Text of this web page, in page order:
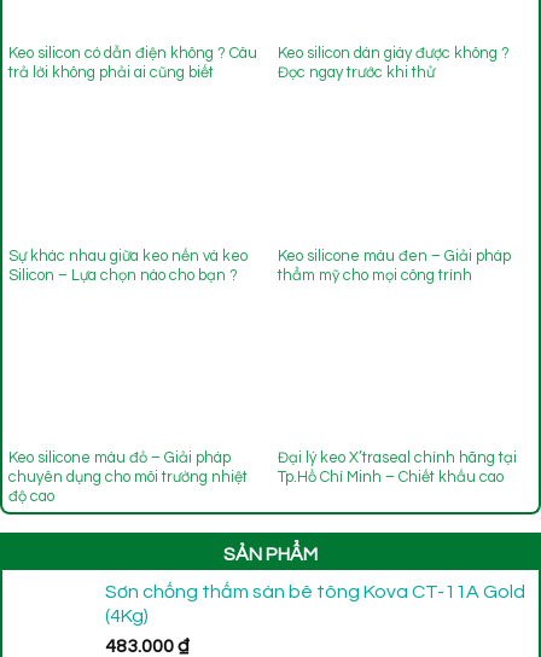
Keo silicon có dẫn điện không ? Câu
trả lời không phải ai cũng biết
Keo silicon dán giày được không ?
Đọc ngay trước khi thử
Sự khác nhau giữa keo nến và keo
Silicon – Lựa chọn nào cho bạn ?
Keo silicone màu đen – Giải pháp
thẩm mỹ cho mọi công trình
Keo silicone màu đỏ – Giải pháp
chuyên dụng cho môi trường nhiệt
độ cao
Đại lý keo X’traseal chính hãng tại
Tp.Hồ Chí Minh – Chiết khấu cao
SẢN PHẨM
Sơn chống thấm sàn bê tông Kova CT-11A Gold
(4Kg)
483.000₫